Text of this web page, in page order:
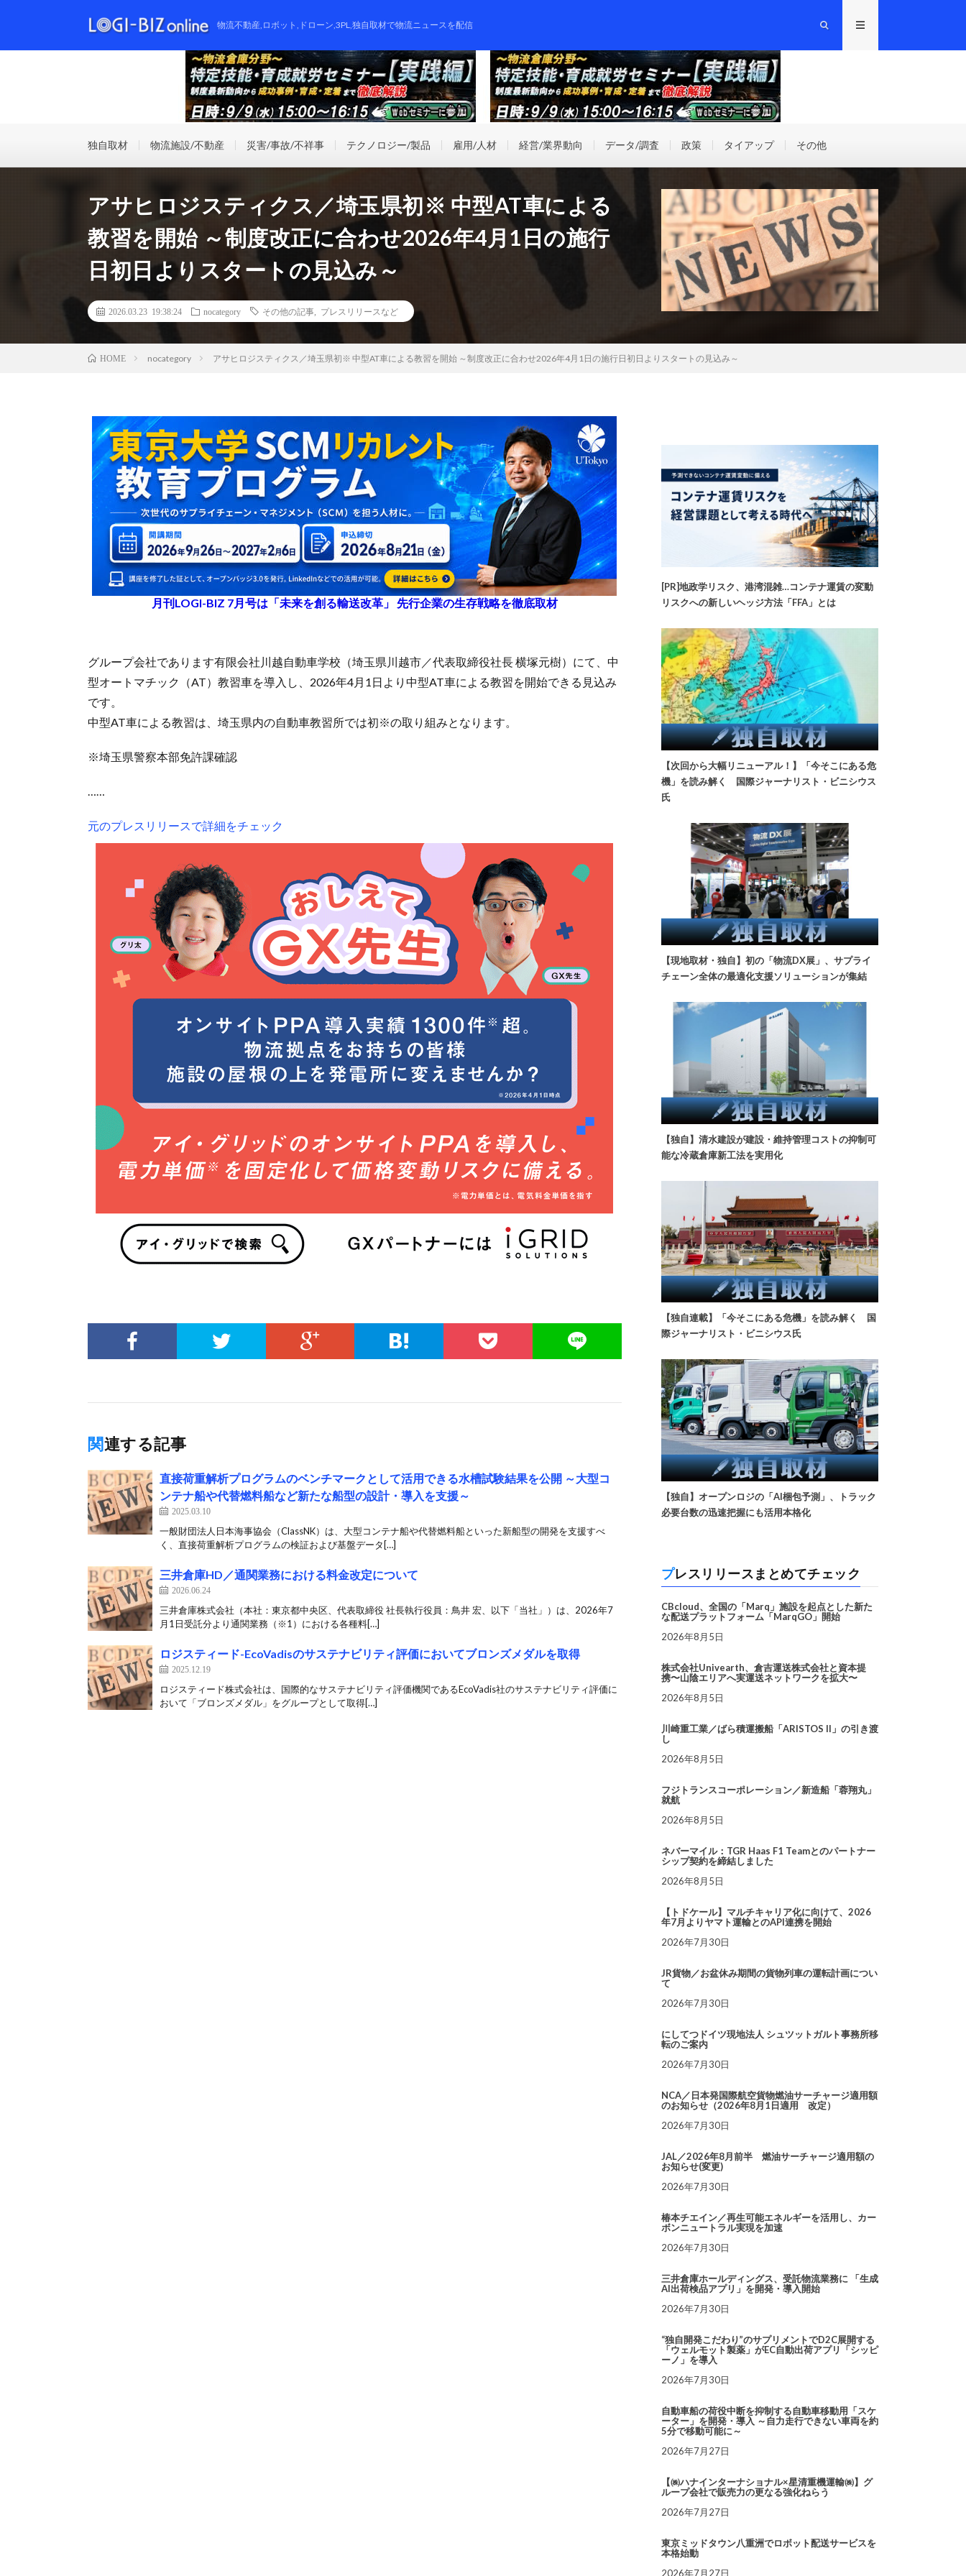
物流不動産,ロボット,ドローン,3PL,独自取材で物流ニュースを配信
独自取材 物流施設/不動産 災害/事故/不祥事 テクノロジー/製品 雇用/人材 経営/業界動向 データ/調査 政策 タイアップ その他
アサヒロジスティクス／埼玉県初※ 中型AT車による
教習を開始 ～制度改正に合わせ2026年4月1日の施行
日初日よりスタートの見込み～
2026.03.23 19:38:24 nocategory その他の記事 プレスリリースなど
HOME nocategory アサヒロジスティクス／埼玉県初※ 中型AT車による教習を開始 ～制度改正に合わせ2026年4月1日の施行日初日よりスタートの見込み～
月刊LOGI-BIZ 7月号は「未来を創る輸送改革」 先行企業の生存戦略を徹底取材
グループ会社であります有限会社川越自動車学校（埼玉県川越市／代表取締役社長 横塚元樹）にて、中
型オートマチック（AT）教習車を導入し、2026年4月1日より中型AT車による教習を開始できる見込み
です。
中型AT車による教習は、埼玉県内の自動車教習所では初※の取り組みとなります。
※埼玉県警察本部免許課確認
……
元のプレスリリースで詳細をチェック
関連する記事
直接荷重解析プログラムのベンチマークとして活用できる水槽試験結果を公開 ～大型コ
ンテナ船や代替燃料船など新たな船型の設計・導入を支援～
2025.03.10
一般財団法人日本海事協会（ClassNK）は、大型コンテナ船や代替燃料船といった新船型の開発を支援すべ
く、直接荷重解析プログラムの検証および基盤データ[…]
三井倉庫HD／通関業務における料金改定について
2026.06.24
三井倉庫株式会社（本社：東京都中央区、代表取締役 社長執行役員：鳥井 宏、以下「当社」）は、2026年7
月1日受託分より通関業務（※1）における各種料[…]
ロジスティード-EcoVadisのサステナビリティ評価においてブロンズメダルを取得
2025.12.19
ロジスティード株式会社は、国際的なサステナビリティ評価機関であるEcoVadis社のサステナビリティ評価に
おいて「ブロンズメダル」をグループとして取得[…]
[PR]地政学リスク、港湾混雑…コンテナ運賃の変動
リスクへの新しいヘッジ方法「FFA」とは
【次回から大幅リニューアル！】「今そこにある危
機」を読み解く 国際ジャーナリスト・ビニシウス
氏
【現地取材・独自】初の「物流DX展」、サプライ
チェーン全体の最適化支援ソリューションが集結
【独自】清水建設が建設・維持管理コストの抑制可
能な冷蔵倉庫新工法を実用化
【独自連載】「今そこにある危機」を読み解く 国
際ジャーナリスト・ビニシウス氏
【独自】オープンロジの「AI梱包予測」、トラック
必要台数の迅速把握にも活用本格化
プレスリリースまとめてチェック
CBcloud、全国の「Marq」施設を起点とした新た
な配送プラットフォーム「MarqGO」開始
2026年8月5日
株式会社Univearth、倉吉運送株式会社と資本提
携〜山陰エリアへ実運送ネットワークを拡大〜
2026年8月5日
川崎重工業／ばら積運搬船「ARISTOS II」の引き渡
し
2026年8月5日
フジトランスコーポレーション／新造船「蓉翔丸」
就航
2026年8月5日
ネバーマイル：TGR Haas F1 Teamとのパートナー
シップ契約を締結しました
2026年8月5日
【トドケール】マルチキャリア化に向けて、2026
年7月よりヤマト運輸とのAPI連携を開始
2026年7月30日
JR貨物／お盆休み期間の貨物列車の運転計画につい
て
2026年7月30日
にしてつドイツ現地法人 シュツットガルト事務所移
転のご案内
2026年7月30日
NCA／日本発国際航空貨物燃油サーチャージ適用額
のお知らせ（2026年8月1日適用 改定）
2026年7月30日
JAL／2026年8月前半 燃油サーチャージ適用額の
お知らせ(変更)
2026年7月30日
椿本チエイン／再生可能エネルギーを活用し、カー
ボンニュートラル実現を加速
2026年7月30日
三井倉庫ホールディングス、受託物流業務に 「生成
AI出荷検品アプリ」を開発・導入開始
2026年7月30日
“独自開発こだわり”のサプリメントでD2C展開する
「ウェルモット製薬」がEC自動出荷アプリ「シッピ
ーノ」を導入
2026年7月30日
自動車船の荷役中断を抑制する自動車移動用「スケ
ーター」を開発・導入 ～自力走行できない車両を約
5分で移動可能に～
2026年7月27日
【㈱ハナインターナショナル×星清重機運輸㈱】グ
ループ会社で販売力の更なる強化ねらう
2026年7月27日
東京ミッドタウン八重洲でロボット配送サービスを
本格始動
2026年7月27日